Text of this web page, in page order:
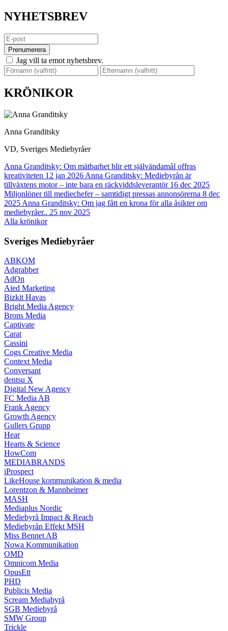
NYHETSBREV
Prenumerera
Jag vill ta emot nyhetsbrev.
KRÖNIKOR
Anna Granditsky
VD, Sveriges Mediebyråer
Anna Granditsky: Om mätbarhet blir ett självändamål offras
kreativiteten 12 jan 2026 Anna Granditsky: Mediebyrån är
tillväxtens motor – inte bara en räckviddsleverantör16 dec 2025
Miljonlöner till mediechefer – samtidigt pressas annonsörerna 8 dec
2025 Anna Granditsky: Om jag fått en krona för alla åsikter om
mediebyråer.. 25 nov 2025
Alla krönikor
Sveriges Mediebyråer
ABKOM
Adgrabber
AdOn
Aied Marketing
Bizkit Havas
Bright Media Agency
Brons Media
Captivate
Carat
Cassini
Cogs Creative Media
Context Media
Conversant
dentsu X
Digital New Agency
FC Media AB
Frank Agency
Growth Agency
Gullers Grupp
Hear
Hearts & Science
HowCom
MEDIABRANDS
iProspect
LikeHouse kommunikation & media
Lorentzon & Mannheimer
MASH
Mediaplus Nordic
Mediebyrå Impact & Reach
Mediebyrån Effekt MSH
Miss Bennet AB
Nowa Kommunikation
OMD
Omnicom Media
OpusEtt
PHD
Publicis Media
Scream Mediabyrå
SGB Mediebyrå
SMW Group
Trickle